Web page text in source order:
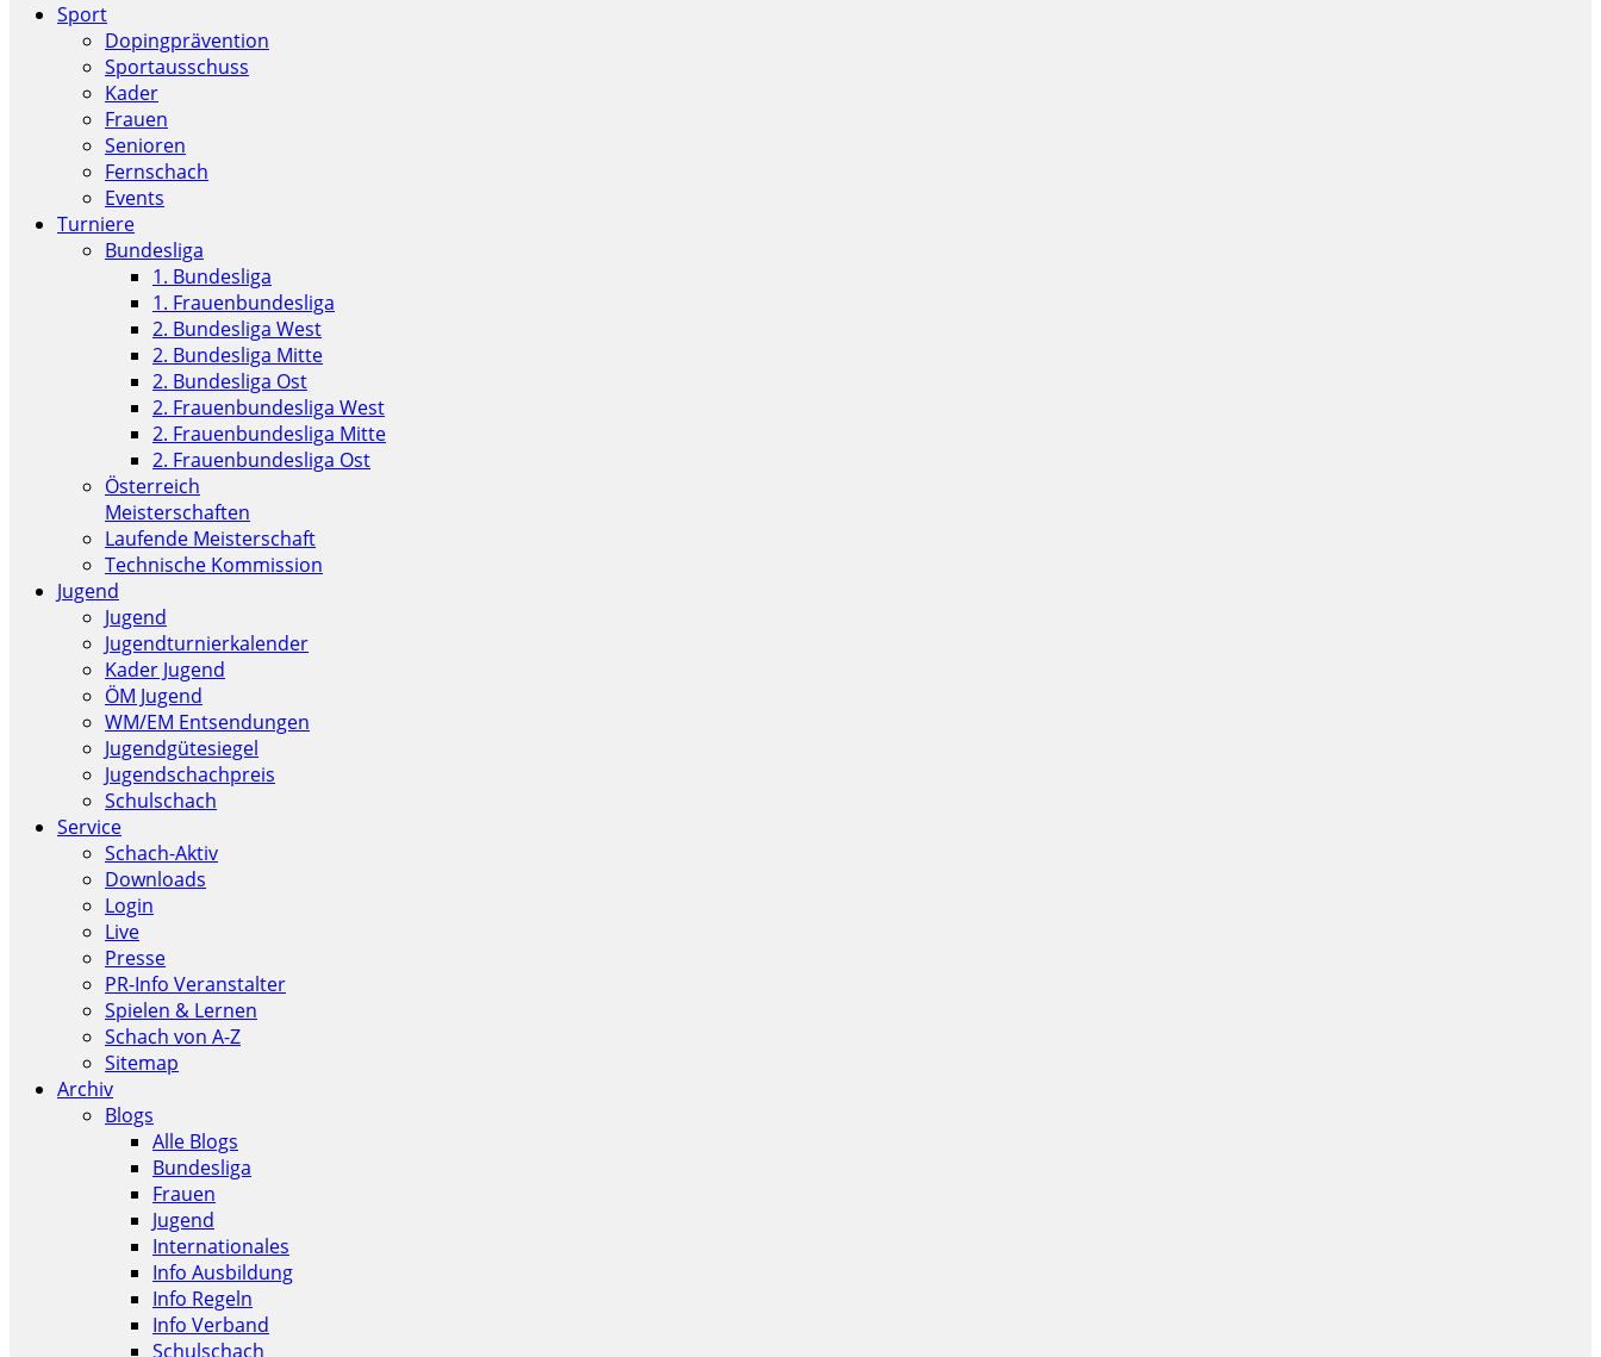
Sport
Dopingprävention
Sportausschuss
Kader
Frauen
Senioren
Fernschach
Events
Turniere
Bundesliga
1. Bundesliga
1. Frauenbundesliga
2. Bundesliga West
2. Bundesliga Mitte
2. Bundesliga Ost
2. Frauenbundesliga West
2. Frauenbundesliga Mitte
2. Frauenbundesliga Ost
Österreich
Meisterschaften
Laufende Meisterschaft
Technische Kommission
Jugend
Jugend
Jugendturnierkalender
Kader Jugend
ÖM Jugend
WM/EM Entsendungen
Jugendgütesiegel
Jugendschachpreis
Schulschach
Service
Schach-Aktiv
Downloads
Login
Live
Presse
PR-Info Veranstalter
Spielen & Lernen
Schach von A-Z
Sitemap
Archiv
Blogs
Alle Blogs
Bundesliga
Frauen
Jugend
Internationales
Info Ausbildung
Info Regeln
Info Verband
Schulschach